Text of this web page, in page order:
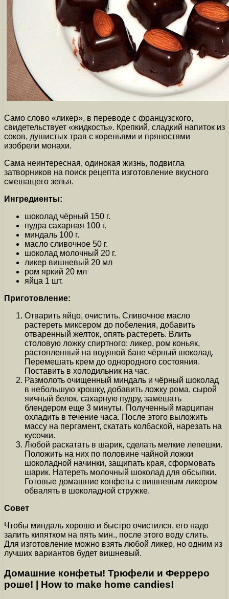
Само слово «ликер», в переводе с французского,
свидетельствует «жидкость». Крепкий, сладкий напиток из
соков, душистых трав с кореньями и пряностями
изобрели монахи.
Сама неинтересная, одинокая жизнь, подвигла
затворников на поиск рецепта изготовление вкусного
смешащего зелья.
Ингредиенты:
шоколад чёрный 150 г.
пудра сахарная 100 г.
миндаль 100 г.
масло сливочное 50 г.
шоколад молочный 20 г.
ликер вишневый 20 мл
ром яркий 20 мл
яйца 1 шт.
Приготовление:
Отварить яйцо, очистить. Сливочное масло
растереть миксером до побеления, добавить
отваренный желток, опять растереть. Влить
столовую ложку спиртного: ликер, ром коньяк,
растопленный на водяной бане чёрный шоколад.
Перемешать крем до однородного состояния.
Поставить в холодильник на час.
Размолоть очищенный миндаль и чёрный шоколад
в небольшую крошку, добавить ложку рома, сырой
яичный белок, сахарную пудру, замешать
блендером еще 3 минуты. Полученный марципан
охладить в течение часа. После этого выложить
массу на пергамент, скатать колбаской, нарезать на
кусочки.
Любой раскатать в шарик, сделать мелкие лепешки.
Положить на них по половине чайной ложки
шоколадной начинки, защипать края, сформовать
шарик. Натереть молочный шоколад для обсыпки.
Готовые домашние конфеты с вишневым ликером
обвалять в шоколадной стружке.
Совет
Чтобы миндаль хорошо и быстро очистился, его надо
залить кипятком на пять мин., после этого воду слить.
Для изготовление можно взять любой ликер, но одним из
лучших вариантов будет вишневый.
Домашние конфеты! Трюфели и Ферреро
роше! | How to make home candies!